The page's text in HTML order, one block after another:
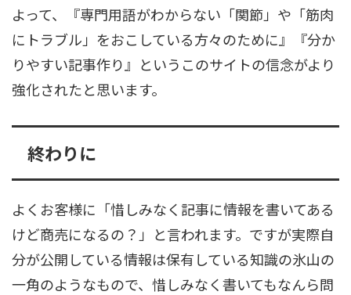
よって、『専門用語がわからない「関節」や「筋肉
にトラブル」をおこしている方々のために』『分か
りやすい記事作り』というこのサイトの信念がより
強化されたと思います。
終わりに
よくお客様に「惜しみなく記事に情報を書いてある
けど商売になるの？」と言われます。ですが実際自
分が公開している情報は保有している知識の氷山の
一角のようなもので、惜しみなく書いてもなんら問